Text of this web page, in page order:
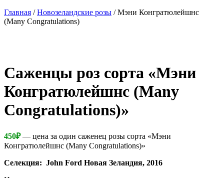
Главная /Новозеландские розы / Мэни Конгратюлейшнс
(Many Congratulations)
Cаженцы роз сорта «Мэни
Конгратюлейшнс (Many
Congratulations)»
450₽— цена за один саженец розы сорта «Мэни
Конгратюлейшнс (Many Congratulations)»
Селекция: John Ford Новая Зеландия, 2016